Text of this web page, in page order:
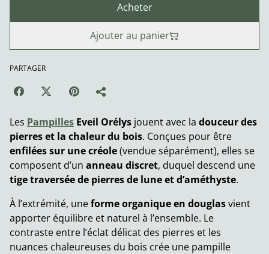
Acheter
Ajouter au panier
PARTAGER
Les Pampilles Eveil Orélys jouent avec la douceur des
pierres et la chaleur du bois. Conçues pour être
enfilées sur une créole(vendue séparément), elles se
composent d’un anneau discret, duquel descend une
tige traversée de pierres de lune et d’améthyste.
À l’extrémité, uneforme organique en douglasvient
apporter équilibre et naturel à l’ensemble. Le
contraste entre l’éclat délicat des pierres et les
nuances chaleureuses du bois crée une pampille